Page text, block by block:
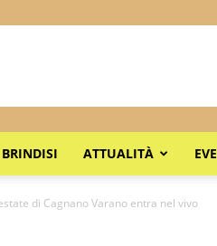
BRINDISI ATTUALITÀ
di Cagnano Varano entra nel vivo